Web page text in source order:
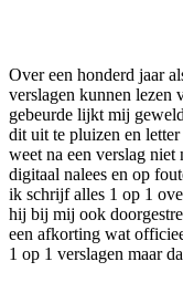
Over een honderd jaar
verslagen kunnen lezen
gebeurde lijkt mij
dit uit te pluizen en
weet na een verslag niet
digitaal nalees en op
ik schrijf alles 1 op 1
hij bij mij ook
een afkorting wat
1 op 1 verslagen maar